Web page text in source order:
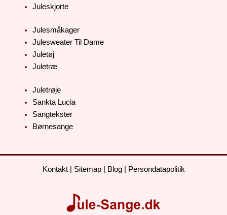
Juleskjorte
Julesmåkager
Julesweater Til Dame
Juletøj
Juletræ
Juletrøje
Sankta Lucia
Sangtekster
Børnesange
Kontakt| Sitemap| Blog| Persondatapolitik